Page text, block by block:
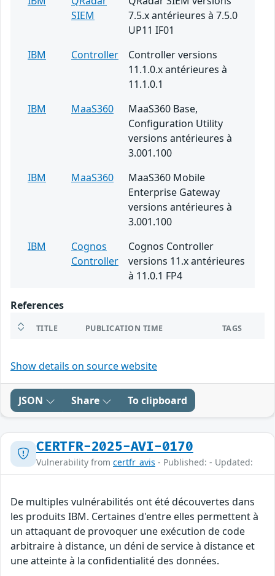
SIEM
7.5.x antérieures à 7.5.0
UP11 IF01
IBM
Controller
Controller versions
11.1.0.x antérieures à
11.1.0.1
IBM
MaaS360
MaaS360 Base,
Configuration Utility
versions antérieures à
3.001.100
IBM
MaaS360
MaaS360 Mobile
Enterprise Gateway
versions antérieures à
3.001.100
IBM
Cognos
Controller
Cognos Controller
versions 11.x antérieures
à 11.0.1 FP4
References
TITLE PUBLICATION TIME TAGS
Show details on source website
JSON Share To clipboard
CERTFR-2025-AVI-0170
Vulnerability from certfr_avis - Published: - Updated:
De multiples vulnérabilités ont été découvertes dans
les produits IBM. Certaines d'entre elles permettent à
un attaquant de provoquer une exécution de code
arbitraire à distance, un déni de service à distance et
une atteinte à la confidentialité des données.